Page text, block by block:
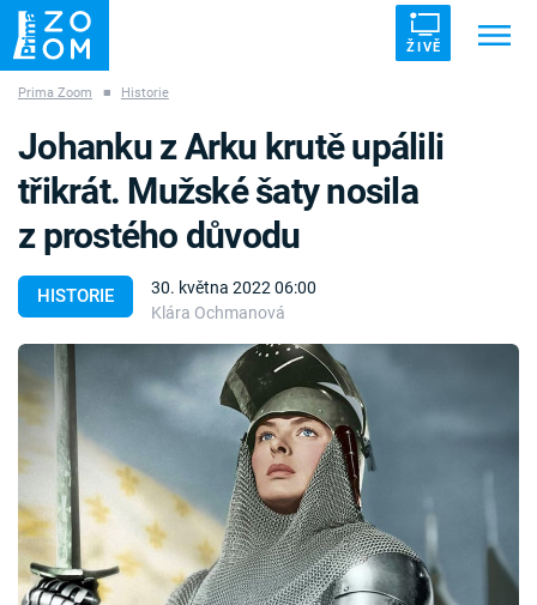
ŽIVĚ
ZÁHADY VETŘELCI DÁVNOVĚKU
Témata
Témata
Pořady
TV Program
Časopis
Prima Zoom ■ Historie
HISTORIE
30. května 2022 06:00
Klára Ochmanová
Johanku z Arku krutě upálili
třikrát. Mužské šaty nosila
z prostého důvodu